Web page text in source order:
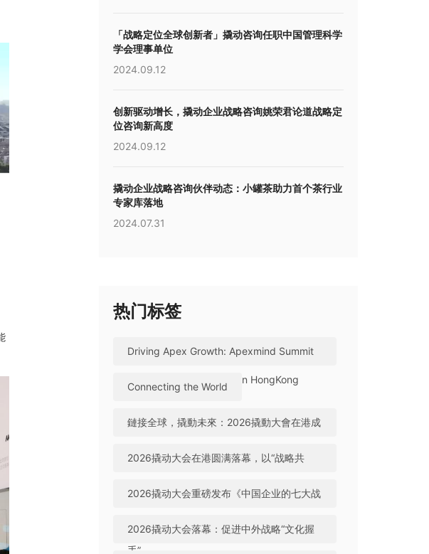
「战略定位全球创新者」撬动咨询任职中国管理科学
学会理事单位
2024.09.12
创新驱动增长，撬动企业战略咨询姚荣君论道战略定
位咨询新高度
2024.09.12
撬动企业战略咨询伙伴动态：小罐茶助力首个茶行业
专家库落地
2024.07.31
热门标签
Driving Apex Growth: Apexmind Summit
2026 Successfully Held in HongKong
Connecting the World
鏈接全球，撬動未來：2026撬動大會在港成
功舉辦
2026撬动大会在港圆满落幕，以“战略共
生”引领中国咨询迈向全球高地
2026撬动大会重磅发布《中国企业的七大战
略机遇》，助力中国实践与世界视野“文化握
手”
2026撬动大会落幕：促进中外战略“文化握